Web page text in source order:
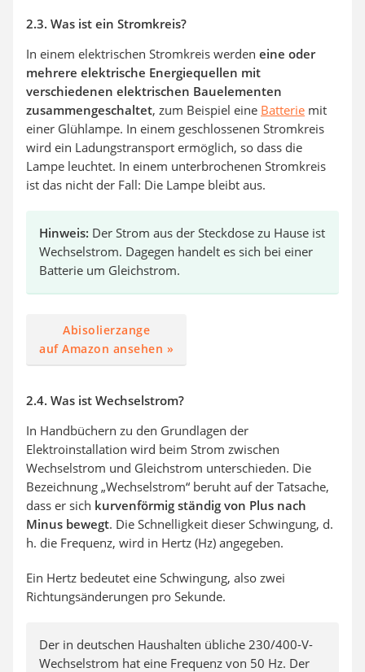
2.3. Was ist ein Stromkreis?
In einem elektrischen Stromkreis werden eine oder
mehrere elektrische Energiequellen mit
verschiedenen elektrischen Bauelementen
zusammengeschaltet, zum Beispiel eine Batterie mit
einer Glühlampe. In einem geschlossenen Stromkreis
wird ein Ladungstransport ermöglich, so dass die
Lampe leuchtet. In einem unterbrochenen Stromkreis
ist das nicht der Fall: Die Lampe bleibt aus.
Hinweis: Der Strom aus der Steckdose zu Hause ist
Wechselstrom. Dagegen handelt es sich bei einer
Batterie um Gleichstrom.
Abisolierzange
auf Amazon ansehen »
2.4. Was ist Wechselstrom?
In Handbüchern zu den Grundlagen der
Elektroinstallation wird beim Strom zwischen
Wechselstrom und Gleichstrom unterschieden. Die
Bezeichnung „Wechselstrom“ beruht auf der Tatsache,
dass er sich kurvenförmig ständig von Plus nach
Minus bewegt. Die Schnelligkeit dieser Schwingung, d.
h. die Frequenz, wird in Hertz (Hz) angegeben.
Ein Hertz bedeutet eine Schwingung, also zwei
Richtungsänderungen pro Sekunde.
Der in deutschen Haushalten übliche 230/400-V-
Wechselstrom hat eine Frequenz von 50 Hz. Der